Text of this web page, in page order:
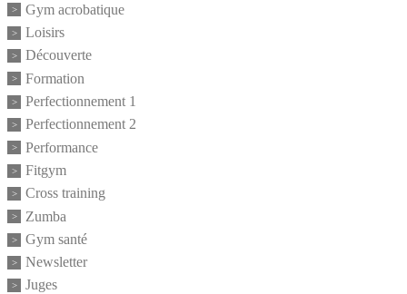
Gym acrobatique
Loisirs
Découverte
Formation
Perfectionnement 1
Perfectionnement 2
Performance
Fitgym
Cross training
Zumba
Gym santé
Newsletter
Juges